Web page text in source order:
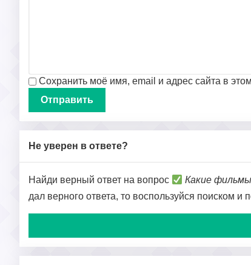
Сохранить моё имя, email и адрес сайта в
Не уверен в ответе?
Найди верный ответ на вопрос Какие
дал верного ответа, то воспользуйся поиском